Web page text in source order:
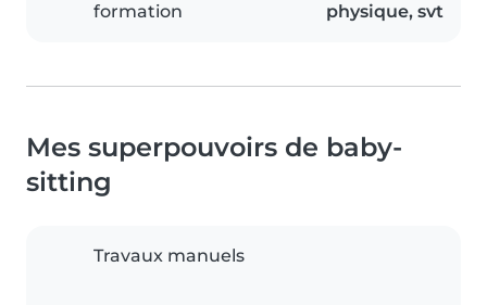
formation
physique, svt
Mes superpouvoirs de baby-
sitting
Travaux manuels